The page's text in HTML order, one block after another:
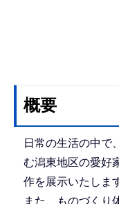
概要
日常の生活の中で
む潟東地区の愛好
作を展示いたしま
また、ものづくり